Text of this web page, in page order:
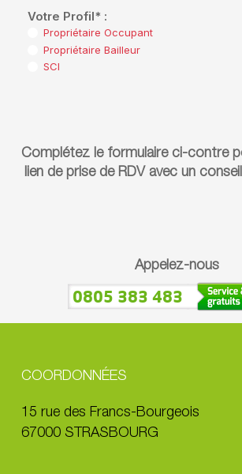
Complétez le formulaire ci-contre
lien de prise de RDV avec un
Appelez-nous
0805 383 483
COORDONNÉES
15 rue des Francs-Bourgeois
67000 STRASBOURG